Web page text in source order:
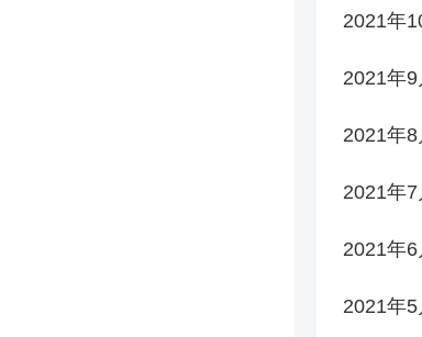
2021年
2021年9
2021年8
2021年7
2021年6
2021年5